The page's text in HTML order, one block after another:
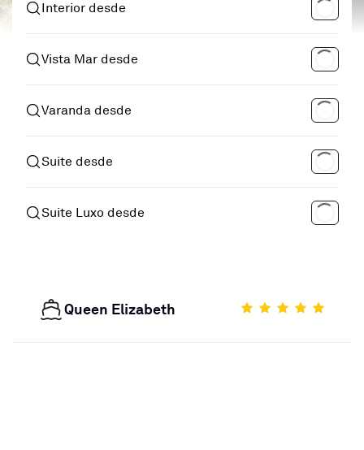
Interior desde
Vista Mar desde
Varanda desde
Suite desde
Suite Luxo desde
Queen Elizabeth